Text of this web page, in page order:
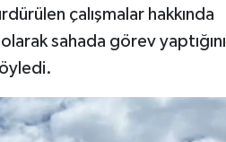
çalışmalar hakkında
sahada görev yaptığını